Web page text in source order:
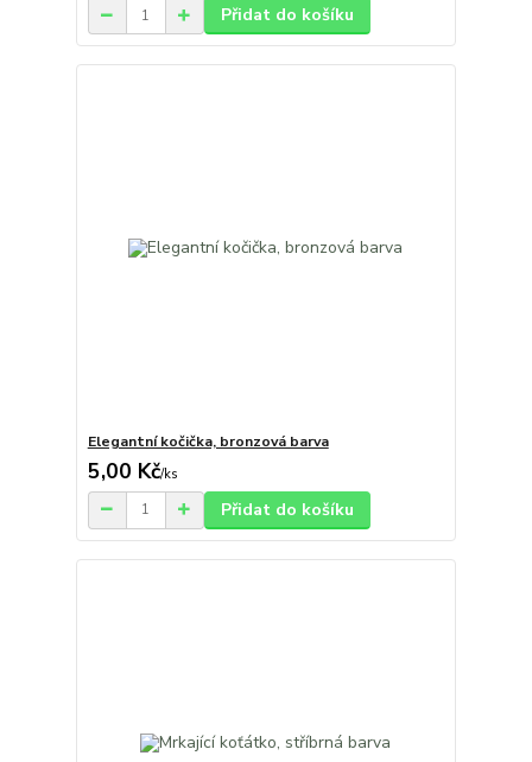
Přidat do košíku
Elegantní kočička, bronzová barva
5,00 Kč/ks
Přidat do košíku